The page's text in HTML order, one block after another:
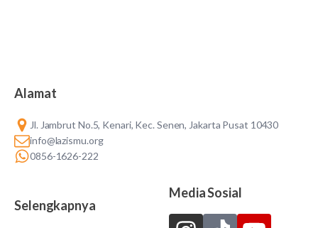
Alamat
Jl. Jambrut No.5, Kenari, Kec. Senen, Jakarta Pusat 10430
info@lazismu.org
0856-1626-222
Selengkapnya
Media Sosial